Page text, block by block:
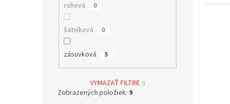
rohová 0
šatníková 0
zásuvková 5
VYMAZAŤ FILTRE
Zobrazených položiek: 9